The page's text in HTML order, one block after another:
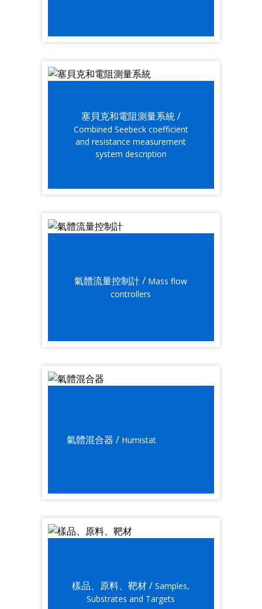
塞貝克和電阻測量系統 /
Combined Seebeck coefficient
and resistance measurement
system description
氣體流量控制計 / Mass flow
controllers
氣體混合器 / Humistat
樣品、原料、靶材 /Samples,
Substrates and Targets